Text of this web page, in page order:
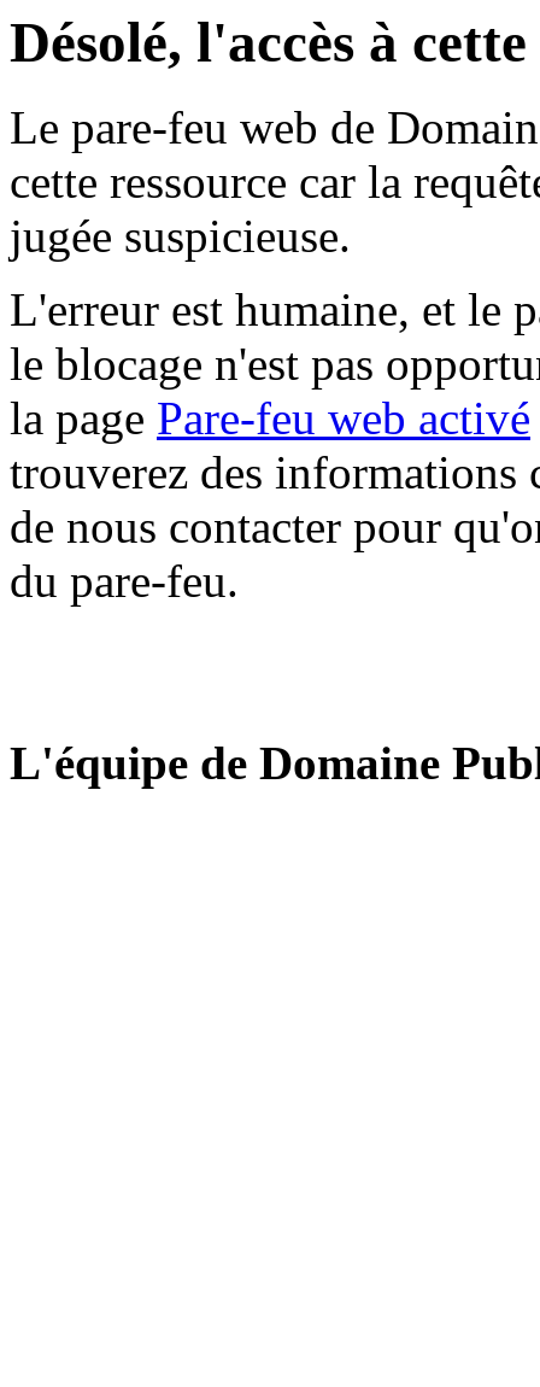
Désolé, l'accès à
Le pare-feu web de
cette ressource car la
jugée suspicieuse.
L'erreur est humaine, et le
le blocage n'est pas
la page Pare-feu web activé
trouverez des informations
de nous contacter pour
du pare-feu.
L'équipe de Domaine